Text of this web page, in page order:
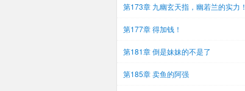
第173章 九幽玄天指，幽若兰的实力！
第177章 得加钱！
第181章 倒是妹妹的不是了
第185章 卖鱼的阿强